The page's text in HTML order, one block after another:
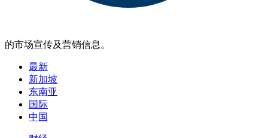
的市场宣传及营销信息。
最新
新加坡
东南亚
国际
中国